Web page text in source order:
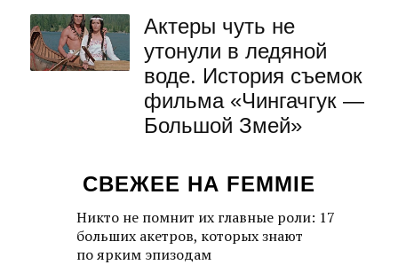
Актеры чуть не
утонули в ледяной
воде. История съемок
фильма «Чингачгук —
Большой Змей»
СВЕЖЕЕ НА FEMMIE
Никто не помнит их главные роли: 17
больших акетров, которых знают
по ярким эпизодам